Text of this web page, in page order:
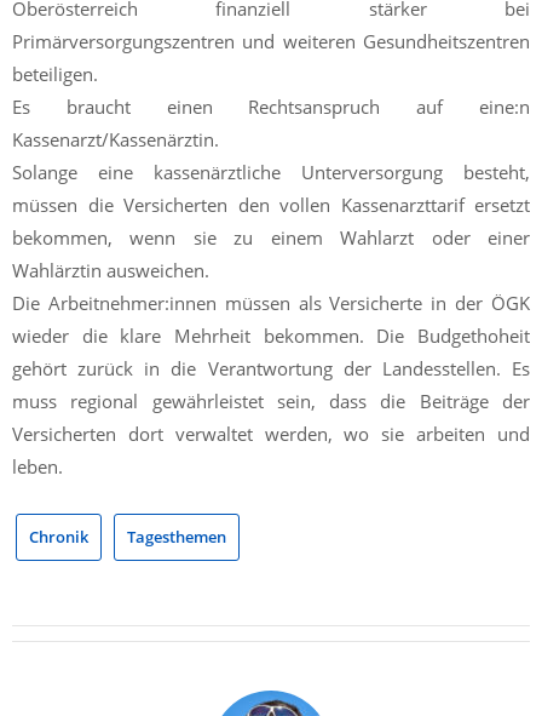
Oberösterreich finanziell stärker bei
Primärversorgungszentren und weiteren Gesundheitszentren
beteiligen.
Es braucht einen Rechtsanspruch auf eine:n
Kassenarzt/Kassenärztin.
Solange eine kassenärztliche Unterversorgung besteht,
müssen die Versicherten den vollen Kassenarzttarif ersetzt
bekommen, wenn sie zu einem Wahlarzt oder einer
Wahlärztin ausweichen.
Die Arbeitnehmer:innen müssen als Versicherte in der ÖGK
wieder die klare Mehrheit bekommen. Die Budgethoheit
gehört zurück in die Verantwortung der Landesstellen. Es
muss regional gewährleistet sein, dass die Beiträge der
Versicherten dort verwaltet werden, wo sie arbeiten und
leben.
Chronik Tagesthemen